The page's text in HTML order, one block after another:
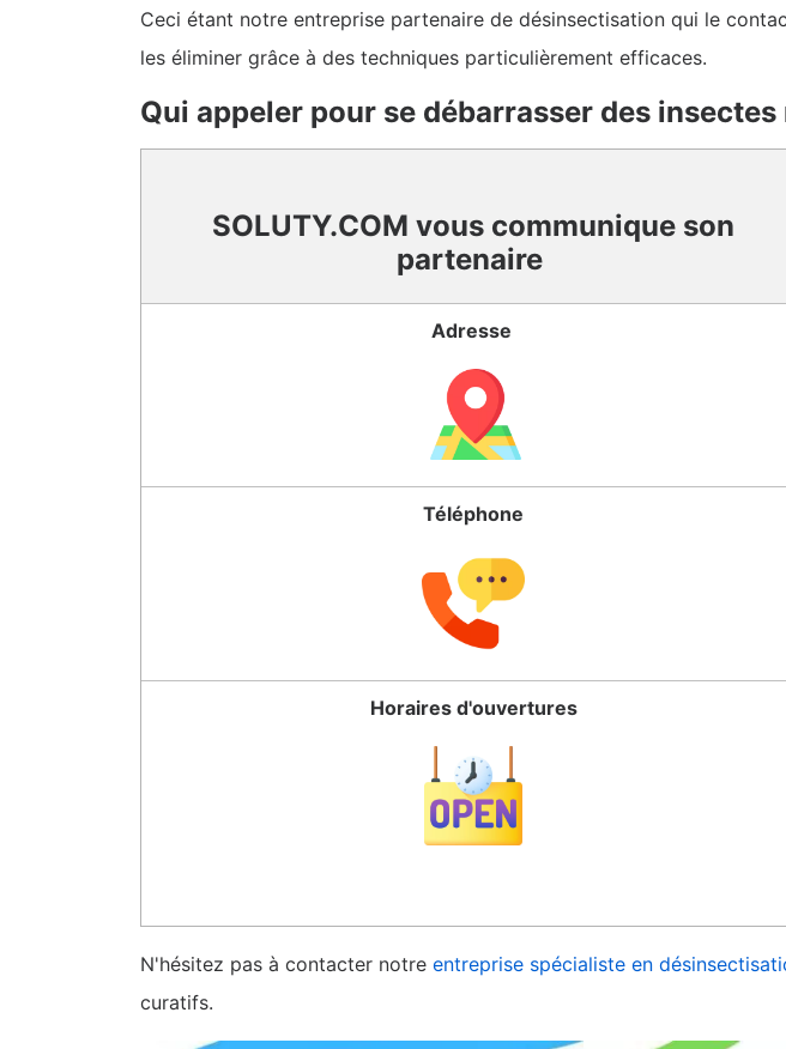
Ceci étant notre entreprise partenaire de désinsectisation qui le
les éliminer grâce à des techniques particulièrement efficaces.
Qui appeler pour se débarrasser des
SOLUTY.COM vous communique son
partenaire
Adresse
Téléphone
Horaires d'ouvertures
N'hésitez pas à contacter notre entreprise spécialiste en
curatifs.